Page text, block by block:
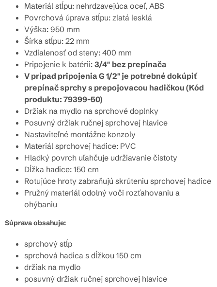
Materiál stĺpu: nehrdzavejúca oceľ, ABS
Povrchová úprava stĺpu: zlatá lesklá
Výška: 950 mm
Šírka stĺpu: 22 mm
Vzdialenosť od steny: 400 mm
Pripojenie k batérii: 3/4" bez prepínača
V prípad pripojenia G 1/2" je potrebné dokúpiť
prepínač sprchy s prepojovacou hadičkou (Kód
produktu: 79399-50)
Držiak na mydlo na sprchové doplnky
Posuvný držiak ručnej sprchovej hlavice
Nastaviteľné montážne konzoly
Materiál sprchovej hadice: PVC
Hladký povrch uľahčuje udržiavanie čistoty
Dĺžka hadice: 150 cm
Rotujúce hroty zabraňujú skrúteniu sprchovej hadice
Pružný materiál odolný voči rozťahovaniu a
ohýbaniu
Súprava obsahuje:
sprchový stĺp
sprchová hadica s dĺžkou 150 cm
držiak na mydlo
posuvný držiak ručnej sprchovej hlavice